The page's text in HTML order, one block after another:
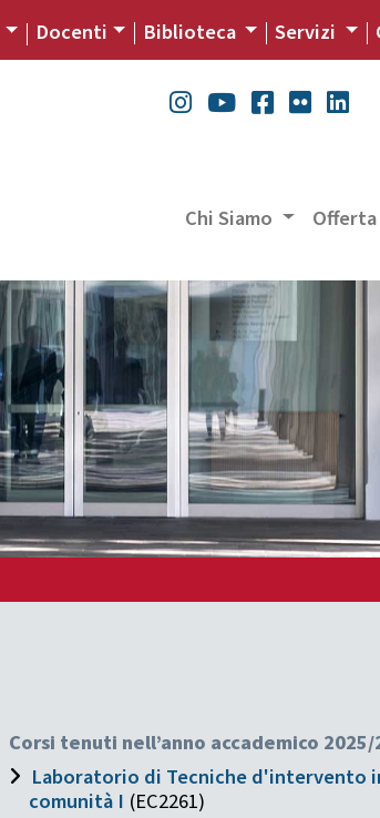
Docenti Biblioteca Servizi
Chi Siamo
Corsi tenuti nell’anno accademico 2025/
Laboratorio di Tecniche d'intervento
comunità I (EC2261)